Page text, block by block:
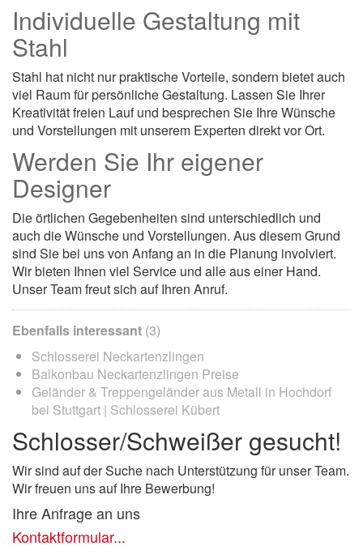
Individuelle Gestaltung mit
Stahl
Stahl hat nicht nur praktische Vorteile, sondern bietet auch
viel Raum für persönliche Gestaltung. Lassen Sie Ihrer
Kreativität freien Lauf und besprechen Sie Ihre Wünsche
und Vorstellungen mit unserem Experten direkt vor Ort.
Werden Sie Ihr eigener
Designer
Die örtlichen Gegebenheiten sind unterschiedlich und
auch die Wünsche und Vorstellungen. Aus diesem Grund
sind Sie bei uns von Anfang an in die Planung involviert.
Wir bieten Ihnen viel Service und alle aus einer Hand.
Unser Team freut sich auf Ihren Anruf.
Ebenfalls interessant (3)
Schlosserei Neckartenzlingen
Balkonbau Neckartenzlingen Preise
Geländer & Treppengeländer aus Metall in Hochdorf
bei Stuttgart | Schlosserei Kübert
Schlosser/Schweißer gesucht!
Wir sind auf der Suche nach Unterstützung für unser Team.
Wir freuen uns auf Ihre Bewerbung!
Ihre Anfrage an uns
Kontaktformular...